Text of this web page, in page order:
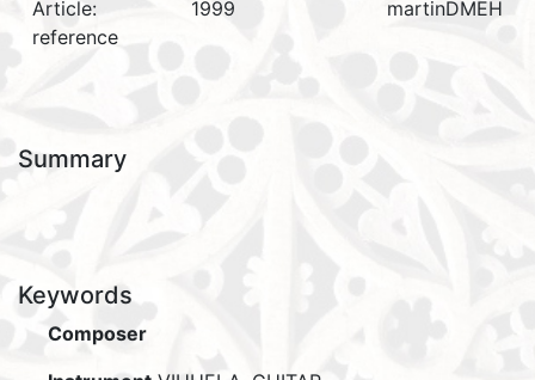
Article:
reference
1999 martinDMEH
Summary
Keywords
Composer